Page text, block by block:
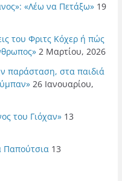
«Λέω να Πετάξω» 19
του Φριτς Κόχερ ή πώς
2 Μαρτίου, 2026
παράσταση, στα παιδιά
26 Ιανουαρίου,
του Γιόχαν» 13
Παπούτσια 13